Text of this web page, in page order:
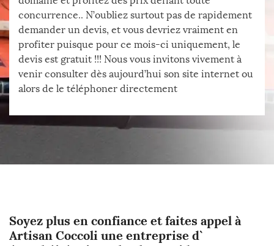
concurrence.. N’oubliez surtout pas de rapidement
demander un devis, et vous devriez vraiment en
profiter puisque pour ce mois-ci uniquement, le
devis est gratuit !!! Nous vous invitons vivement à
venir consulter dès aujourd’hui son site internet ou
alors de le téléphoner directement
Soyez plus en confiance et faites appel à
Artisan Coccoli une entreprise d`